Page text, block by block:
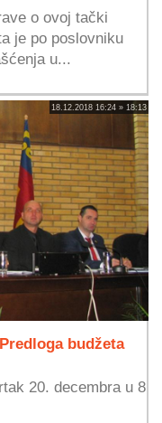
o ovoj tački
je po poslovniku
u...
18.12.2018 16:24 » 18:13
budžeta
20. decembra u 8